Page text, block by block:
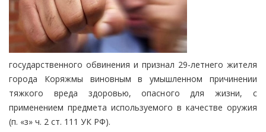
государственного обвинения и признал 29-летнего жителя
города Коряжмы виновным в умышленном причинении
тяжкого вреда здоровью, опасного для жизни, с
применением предмета используемого в качестве оружия
(п. «з» ч. 2 ст. 111 УК РФ).